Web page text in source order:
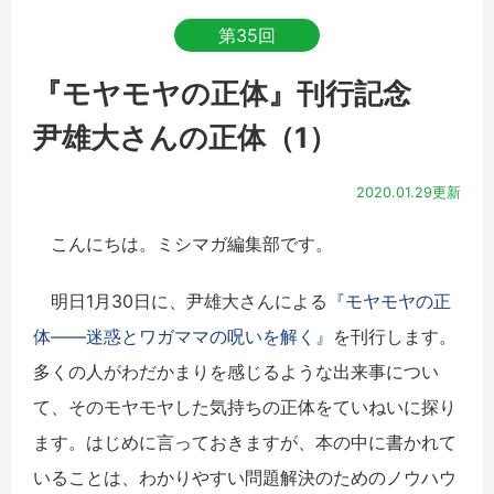
第35回
『モヤモヤの正体』刊行記念
尹雄大さんの正体（1）
2020.01.29更新
こんにちは。ミシマガ編集部です。
明日1月30日に、尹雄大さんによる 『モヤモヤの正
体――迷惑とワガママの呪いを解く』 を刊行します。
多くの人がわだかまりを感じるような出来事につい
て、そのモヤモヤした気持ちの正体をていねいに探り
ます。はじめに言っておきますが、本の中に書かれて
いることは、わかりやすい問題解決のためのノウハウ